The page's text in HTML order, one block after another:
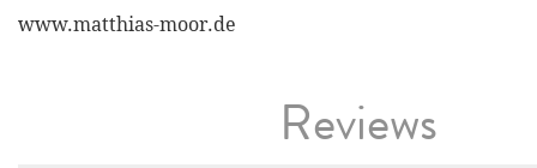
www.matthias-moor.de
Reviews